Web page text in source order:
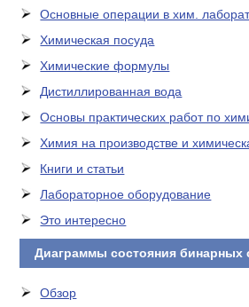
Основные операции в хим.
Химическая посуда
Химические формулы
Дистиллированная вода
Основы практических работ по
Химия на производстве и
Книги и статьи
Лабораторное оборудование
Это интересно
Диаграммы состояния бинарных
Обзор